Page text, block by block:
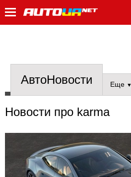
АвтоНовости Еще ▼
Новости про karma